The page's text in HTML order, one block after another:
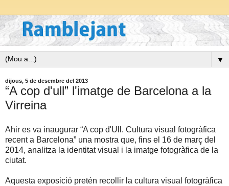
▼
dijous, 5 de desembre del 2013
“A cop d'ull” l'imatge de Barcelona a la
Virreina
Ahir es va inaugurar “A cop d'Ull. Cultura visual fotogràfica
recent a Barcelona” una mostra que, fins el 16 de març del
2014, analitza la identitat visual i la imatge fotogràfica de la
ciutat.
Aquesta exposició pretén recollir la cultura visual fotogràfica